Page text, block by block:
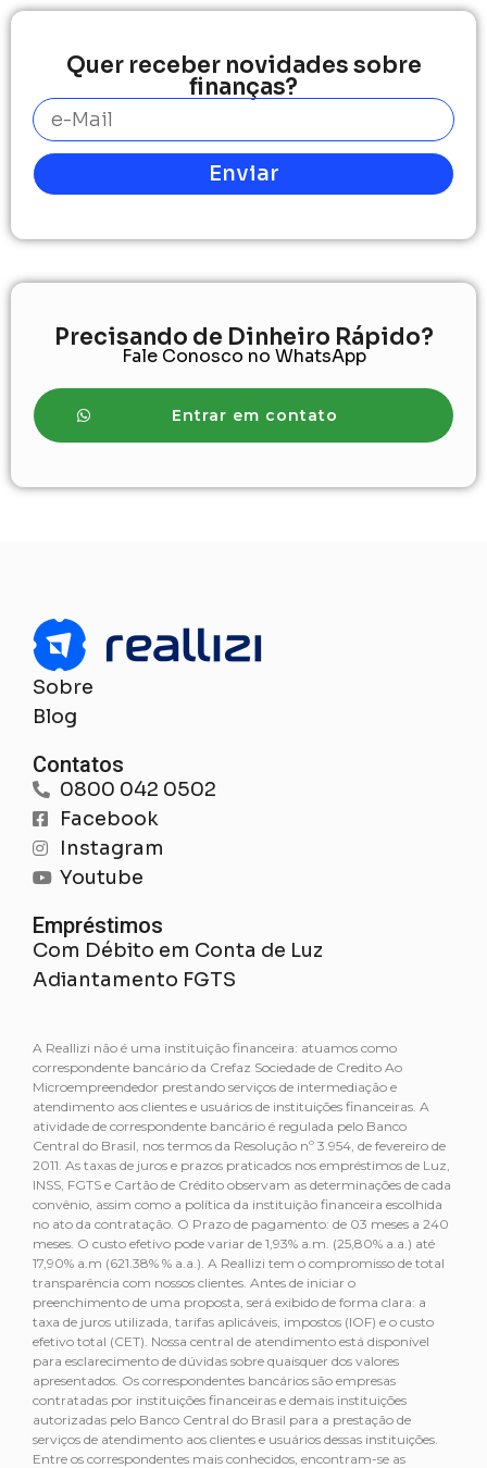
Quer receber novidades sobre
finanças?
Enviar
Precisando de Dinheiro Rápido?
Fale Conosco no WhatsApp
Entrar em contato
Sobre
Blog
Contatos
0800 042 0502
Facebook
Instagram
Youtube
Empréstimos
Com Débito em Conta de Luz
Adiantamento FGTS
A Reallizi não é uma instituição financeira: atuamos como
correspondente bancário da Crefaz Sociedade de Credito Ao
Microempreendedor prestando serviços de intermediação e
atendimento aos clientes e usuários de instituições financeiras. A
atividade de correspondente bancário é regulada pelo Banco
Central do Brasil, nos termos da Resolução nº 3.954, de fevereiro de
2011. As taxas de juros e prazos praticados nos empréstimos de Luz,
INSS, FGTS e Cartão de Crédito observam as determinações de cada
convênio, assim como a política da instituição financeira escolhida
no ato da contratação. O Prazo de pagamento: de 03 meses a 240
meses. O custo efetivo pode variar de 1,93% a.m. (25,80% a.a.) até
17,90% a.m (621.38% % a.a.). A Reallizi tem o compromisso de total
transparência com nossos clientes. Antes de iniciar o
preenchimento de uma proposta, será exibido de forma clara: a
taxa de juros utilizada, tarifas aplicáveis, impostos (IOF) e o custo
efetivo total (CET). Nossa central de atendimento está disponível
para esclarecimento de dúvidas sobre quaisquer dos valores
apresentados. Os correspondentes bancários são empresas
contratadas por instituições financeiras e demais instituições
autorizadas pelo Banco Central do Brasil para a prestação de
serviços de atendimento aos clientes e usuários dessas instituições.
Entre os correspondentes mais conhecidos, encontram-se as